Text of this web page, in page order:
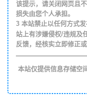
该提示，请关闭网页且
损失由您个人承担。
3本站禁止以任何方式
站上有涉嫌侵权/违规及
反馈，经核实立即修正或
本站仅提供信息存储空